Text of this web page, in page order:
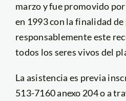
marzo y fue promovido
en 1993 con la finalidad
responsablemente este
todos los seres vivos del
La asistencia es previa
513-7160 anexo 204 o a